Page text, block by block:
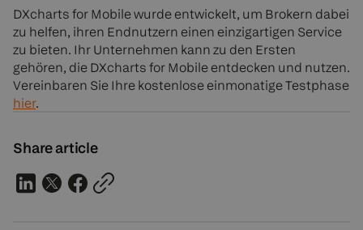
DXcharts for Mobile wurde entwickelt, um Brokern dabei
zu helfen, ihren Endnutzern einen einzigartigen Service
zu bieten. Ihr Unternehmen kann zu den Ersten
gehören, die DXcharts for Mobile entdecken und nutzen.
Vereinbaren Sie Ihre kostenlose einmonatige Testphase
hier.
Share article